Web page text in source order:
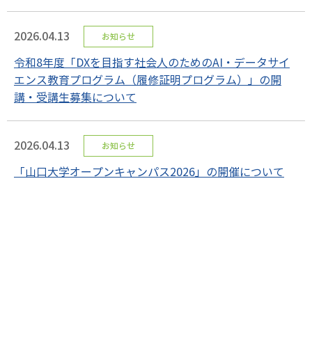
2026.04.13 お知らせ
令和8年度「DXを目指す社会人のためのAI・データサイ
エンス教育プログラム（履修証明プログラム）」の開
講・受講生募集について
2026.04.13 お知らせ
「山口大学オープンキャンパス2026」の開催について